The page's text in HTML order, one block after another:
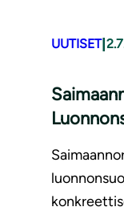
UUTISET|